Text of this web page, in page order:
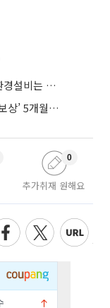
현대건설, 아파트·토건·건축 1위…산업·환경설비는 삼성E&A
용적률 높여 임대 더 지으라더니…‘제값 보상’ 5개월째 국회에 발목
추가취재 원해요
0